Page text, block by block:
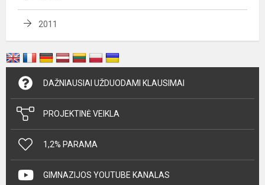
2011
DAŽNIAUSIAI UŽDUODAMI KLAUSIMAI
PROJEKTINĖ VEIKLA
1,2% PARAMA
GIMNAZIJOS YOUTUBE KANALAS